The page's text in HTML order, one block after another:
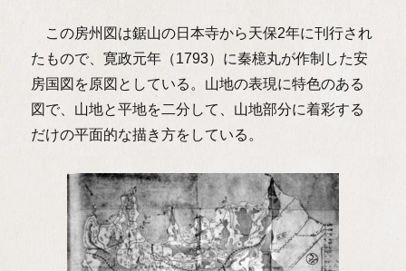
この房州図は鋸山の日本寺から天保2年に刊行され
たもので、寛政元年（1793）に秦檍丸が作制した安
房国図を原図としている。山地の表現に特色のある
図で、山地と平地を二分して、山地部分に着彩する
だけの平面的な描き方をしている。